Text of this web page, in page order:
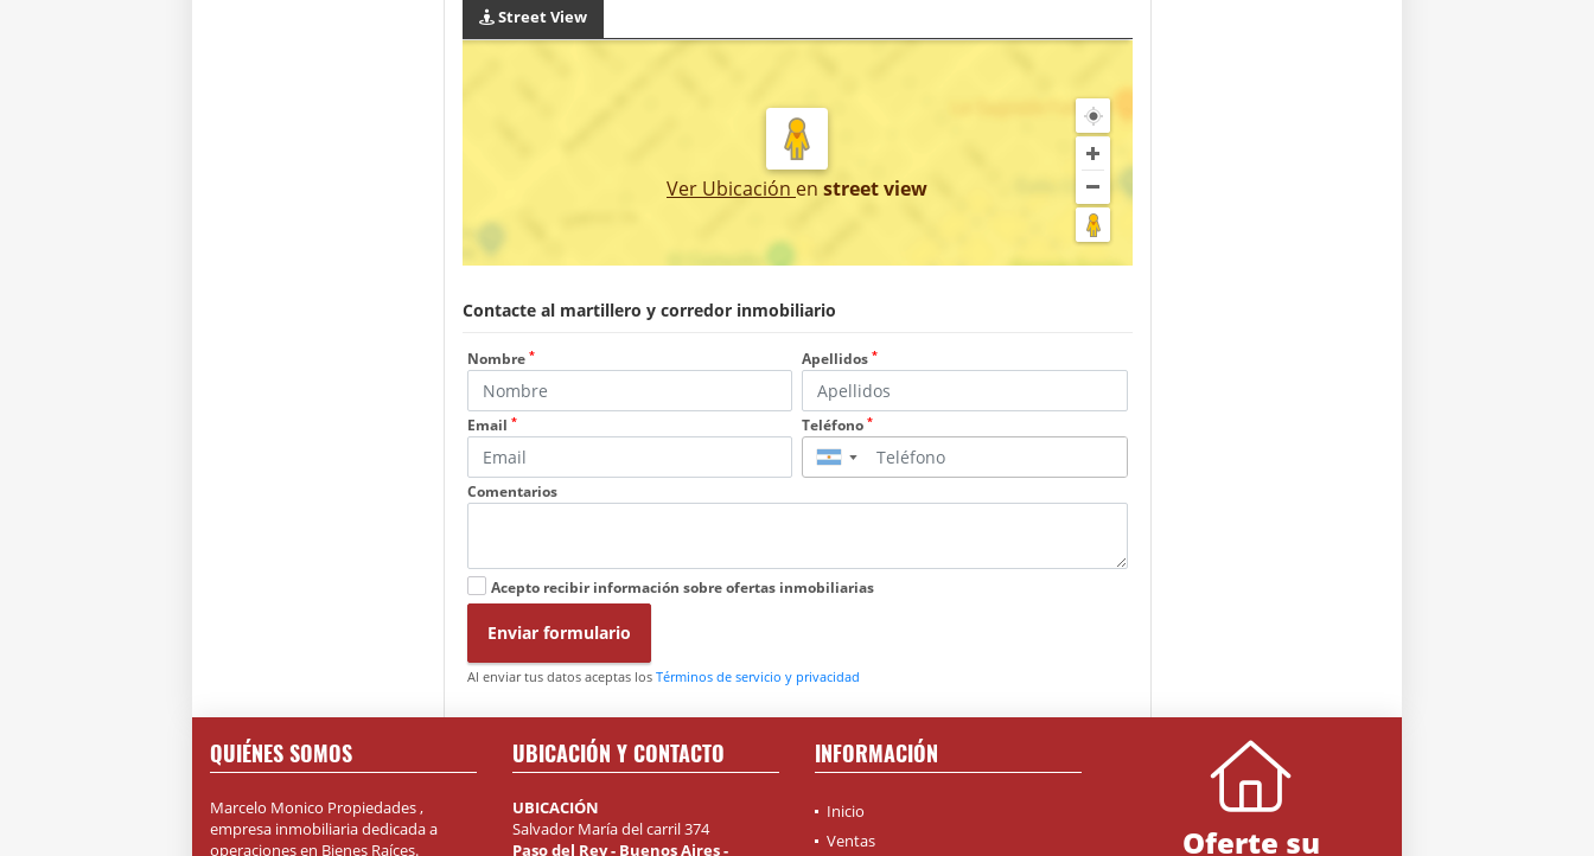
Street View
Ver Ubicación en street view
Contacte al martillero y corredor inmobiliario
Nombre * Apellidos *
Email * Teléfono *
▼
Comentarios
Acepto recibir información sobre ofertas inmobiliarias
Enviar formulario
Al enviar tus datos aceptas los Términos de servicio y privacidad
QUIÉNES SOMOS
Marcelo Monico Propiedades ,
empresa inmobiliaria dedicada a
operaciones en Bienes Raíces.
UBICACIÓN Y CONTACTO
UBICACIÓN
Salvador María del carril 374
Paso del Rey - Buenos Aires -
INFORMACIÓN
Inicio
Ventas
Oferte su